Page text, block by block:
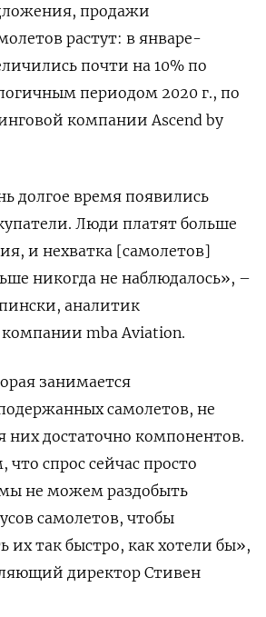
продажи
растут: в январе-
почти на 10% по
периодом 2020 г., по
компании Ascend by
долгое время появились
Люди платят больше
и нехватка [самолетов]
никогда не наблюдалось», –
аналитик
компании mba Aviation.
занимается
самолетов, не
достаточно компонентов.
спрос сейчас просто
не можем раздобыть
самолетов, чтобы
так быстро, как хотели бы»,
директор Стивен